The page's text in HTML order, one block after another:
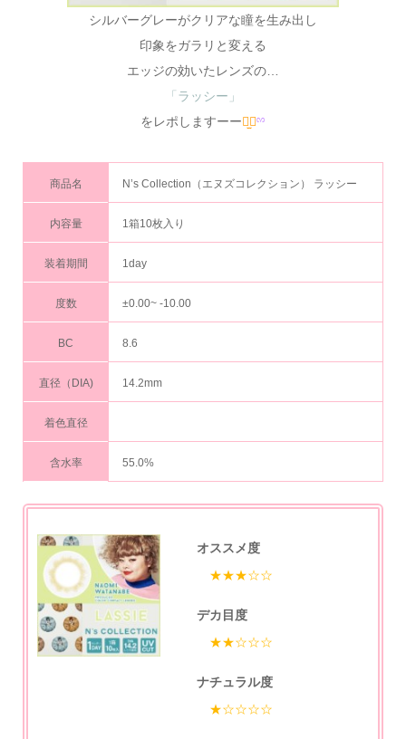
シルバーグレーがクリアな瞳を生み出し
印象をガラリと変える
エッジの効いたレンズの…
「ラッシー」
をレポしますーー⠒̫⃝ྉ
商品名 N’s Collection（エヌズコレクション） ラッシー
内容量 1箱10枚入り
装着期間 1day
度数 ±0.00~ -10.00
BC 8.6
直径（DIA) 14.2mm
着色直径
含水率 55.0%
オススメ度
★★★☆☆
デカ目度
★★☆☆☆
ナチュラル度
★☆☆☆☆